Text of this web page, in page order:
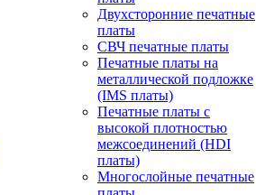
Двухсторонние печатные
платы
СВЧ печатные платы
Печатные платы на
металлической подложке
(IMS платы)
Печатные платы с
высокой плотностью
межсоединений (HDI
платы)
Многослойные печатные